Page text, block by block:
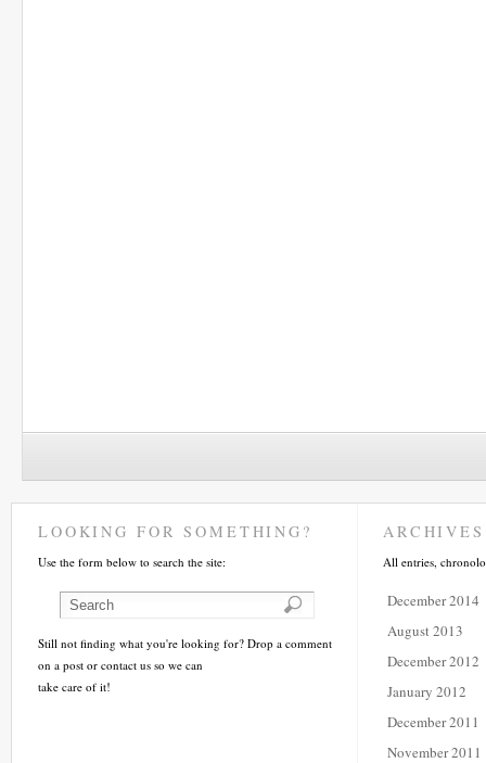
LOOKING FOR SOMETHING?
Use the form below to search the site:
Still not finding what you're looking for? Drop a comment
on a post or contact us so we can
take care of it!
ARCHIVES
All entries,
December 2014
August 2013
December 2012
January 2012
December 2011
November 2011